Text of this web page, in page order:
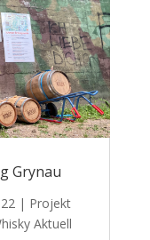
Grynau
| Projekt
Aktuell